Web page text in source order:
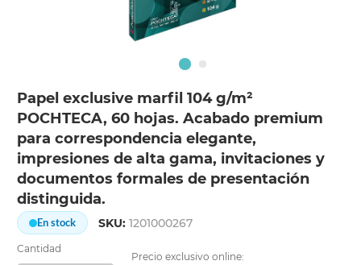
Papel exclusive marfil 104 g/m²
POCHTECA, 60 hojas. Acabado premium
para correspondencia elegante,
impresiones de alta gama, invitaciones y
documentos formales de presentación
distinguida.
En stock SKU:1201000267
Cantidad
Precio exclusivo online: